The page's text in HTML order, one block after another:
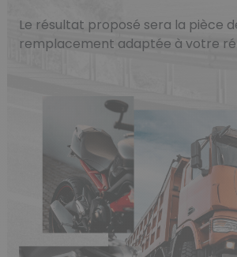
Le résultat proposé sera la pièce
remplacement adaptée à votre